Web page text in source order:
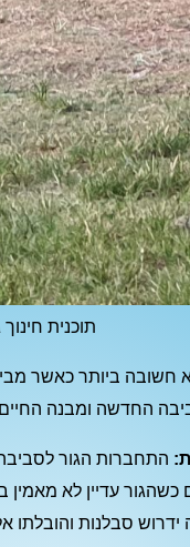
תוכנית חינוך
חשובה ביותר כאשר
החדשה ומבנה
התחברות הגור
עדיין לא
ידרוש סבלנות והובלתו